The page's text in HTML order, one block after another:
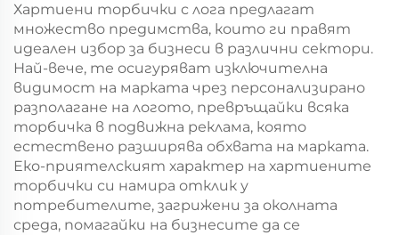
Нова година/
Кристемас,
пластмасова
упаковка за
хранителни
продукти и
занаятчии
Нова година/
Кристемас,
пластмасова
хранителни
продукти и
занаятчии
Хартиени торбички с лога предлагат
множество предимства, които ги правят
идеален избор за бизнеси в различни сектори.
Най-вече, те осигуряват изключителна
видимост на марката чрез персонализирано
разполагане на логото, превръщайки всяка
торбичка в подвижна реклама, която
естествено разширява обхвата на марката.
Еко-приятелският характер на хартиените
торбички си намира отклик у
потребителите, загрижени за околната
среда, помагайки на бизнесите да се